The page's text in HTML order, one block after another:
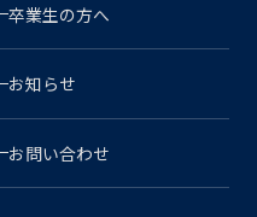
卒業生の方へ
お知らせ
お問い合わせ